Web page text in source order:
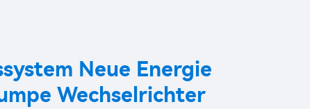
Neue Energie
Wechselrichter